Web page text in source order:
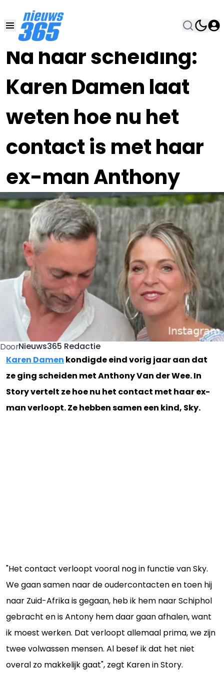
Na haar scheiding:
Karen Damen laat
weten hoe nu het
contact is met haar
ex-man Anthony
30 APR 2024, 18:30
DoorNieuws365 Redactie
Karen Damen kondigde eind vorig jaar aan dat
ze ging scheiden met Anthony Van der Wee. In
Story vertelt ze hoe nu het contact met haar ex-
man verloopt. Ze hebben samen een kind, Sky.
"Het contact verloopt vooral nog in functie van Sky.
We gaan samen naar de oudercontacten en toen hij
naar Zuid-Afrika is gegaan, heb ik hem naar Schiphol
gebracht en is Antony hem daar gaan afhalen, want
ik moest werken. Dat verloopt allemaal prima, we zijn
twee volwassen mensen. Al besef ik dat het niet
overal zo makkelijk gaat", zegt Karen in Story.